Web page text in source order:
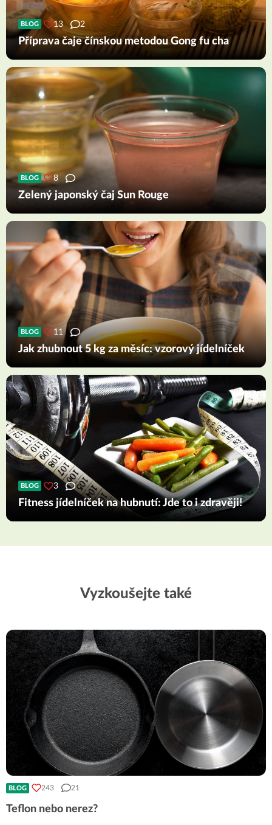
BLOG 13 2
Příprava čaje čínskou metodou Gong fu cha
BLOG 8
Zelený japonský čaj Sun Rouge
BLOG 11
Jak zhubnout 5 kg za měsíc: vzorový jídelníček
BLOG 3
Fitness jídelníček na hubnutí: Jde to i zdravěji!
Vyzkoušejte také
BLOG 243 21
Teflon nebo nerez?